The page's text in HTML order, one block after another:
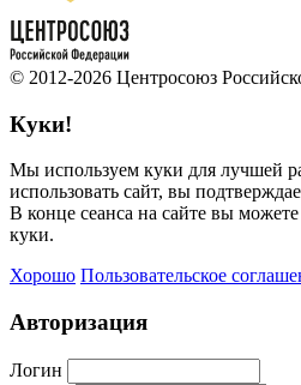
© 2012-2026 Центросоюз
Куки!
Мы используем куки для лучшей
использовать сайт, вы
В конце сеанса на сайте вы
куки.
Хорошо Пользовательское
Авторизация
Логин